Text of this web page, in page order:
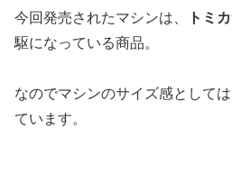
今回発売されたマシンは、 トミ
駆になっている商品。
なのでマシンのサイズ感としては
ています。